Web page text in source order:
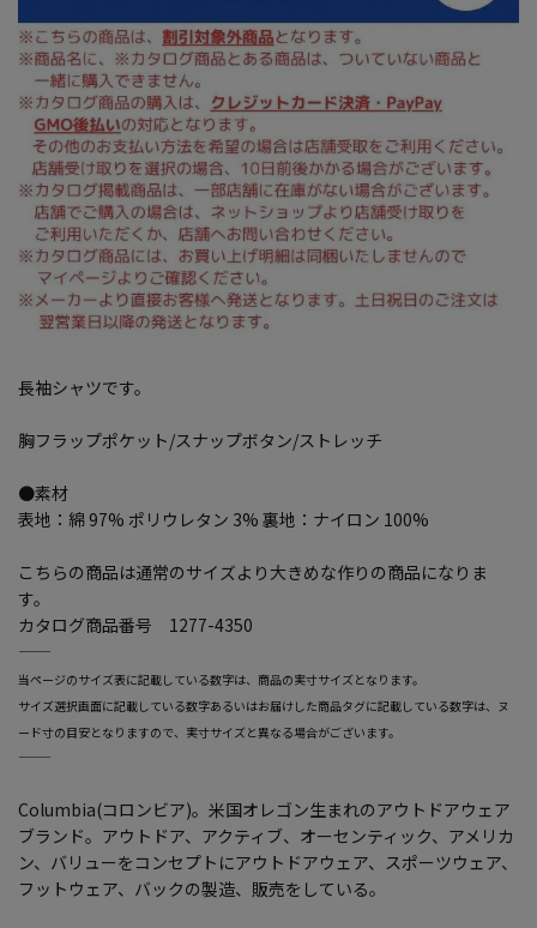
長袖シャツです。
胸フラップポケット/スナップボタン/ストレッチ
●素材
表地：綿 97% ポリウレタン 3% 裏地：ナイロン 100%
こちらの商品は通常のサイズより大きめな作りの商品になりま
す。
カタログ商品番号 1277-4350
―――――――――――――――――――――――
当ページのサイズ表に記載している数字は、商品の実寸サイズとなります。
サイズ選択画面に記載している数字あるいはお届けした商品タグに記載している数字は、ヌ
ード寸の目安となりますので、実寸サイズと異なる場合がございます。
―――――――――――――――――――――――
Columbia(コロンビア)。米国オレゴン生まれのアウトドアウェア
ブランド。アウトドア、アクティブ、オーセンティック、アメリカ
ン、バリューをコンセプトにアウトドアウェア、スポーツウェア、
フットウェア、バックの製造、販売をしている。